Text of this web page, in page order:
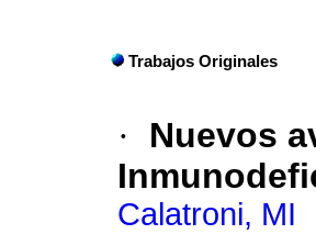
Trabajos Originales
·
Nuevos
Calatroni, MI